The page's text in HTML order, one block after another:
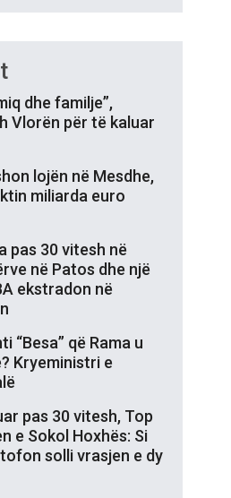
dhe familje”,
Vlorën për të kaluar
lojën në Mesdhe,
miliarda euro
pas 30 vitesh në
në Patos dhe një
ekstradon në
“Besa” që Rama u
Kryeministri e
pas 30 vitesh, Top
e Sokol Hoxhës: Si
solli vrasjen e dy